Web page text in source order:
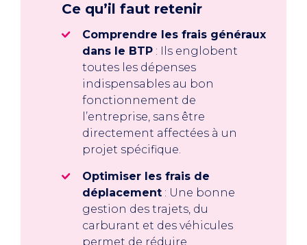
Ce qu’il faut retenir
Comprendre les frais généraux
dans le BTP : Ils englobent
toutes les dépenses
indispensables au bon
fonctionnement de
l’entreprise, sans être
directement affectées à un
projet spécifique.
Optimiser les frais de
déplacement : Une bonne
gestion des trajets, du
carburant et des véhicules
permet de réduire